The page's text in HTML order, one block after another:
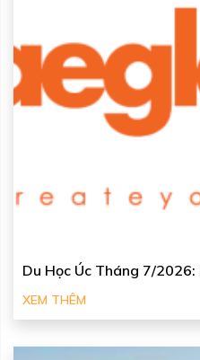
Du Học Úc Tháng 7/2026:
XEM THÊM